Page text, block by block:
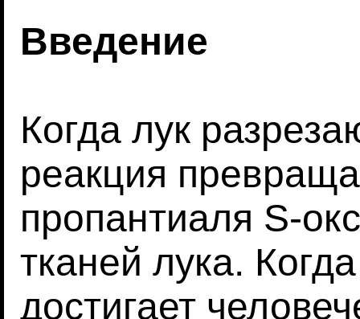
Введение
Когда лук
реакция
пропантиаля S-
тканей лука.
достигает